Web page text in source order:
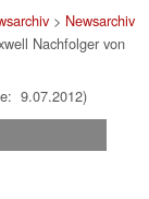
> Newsarchiv
Nachfolger von
9.07.2012)